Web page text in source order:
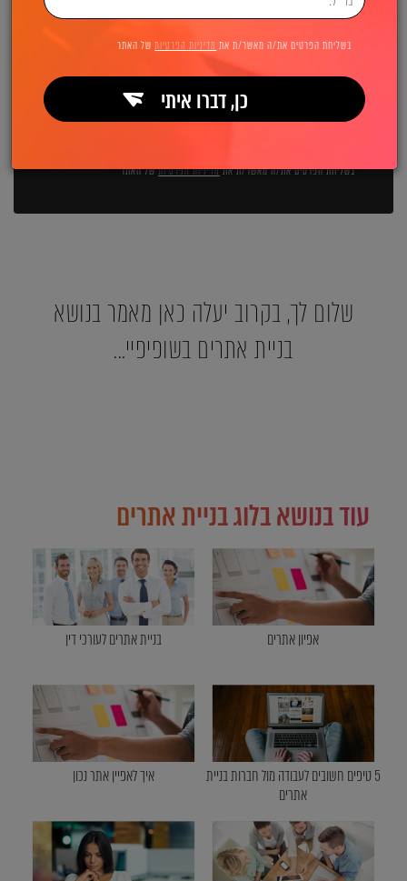
בשליחת הפרטים את/ה מאשר/ת אתמדיניות הפרטיותשל האתר
שלום לך, בקרוב יעלה כאן מאמר בנושא
בניית אתרים בשופיפיי...
עוד בנושא בלוג בניית אתרים
אפיון אתרים בניית אתרים לעורכי דין
5 טיפים חשובים לעבודה מול חברות בניית
אתרים
איך לאפיין אתר נכון
בשליחת הפרטים את/ה מאשר/ת את מדיניות הפרטיותשל האתר
כן, דברו איתי